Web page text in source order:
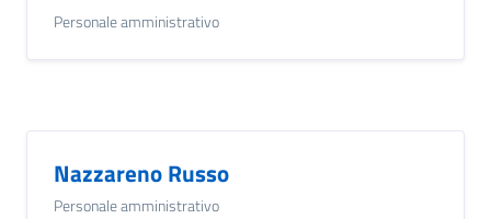
Personale amministrativo
Nazzareno Russo
Personale amministrativo